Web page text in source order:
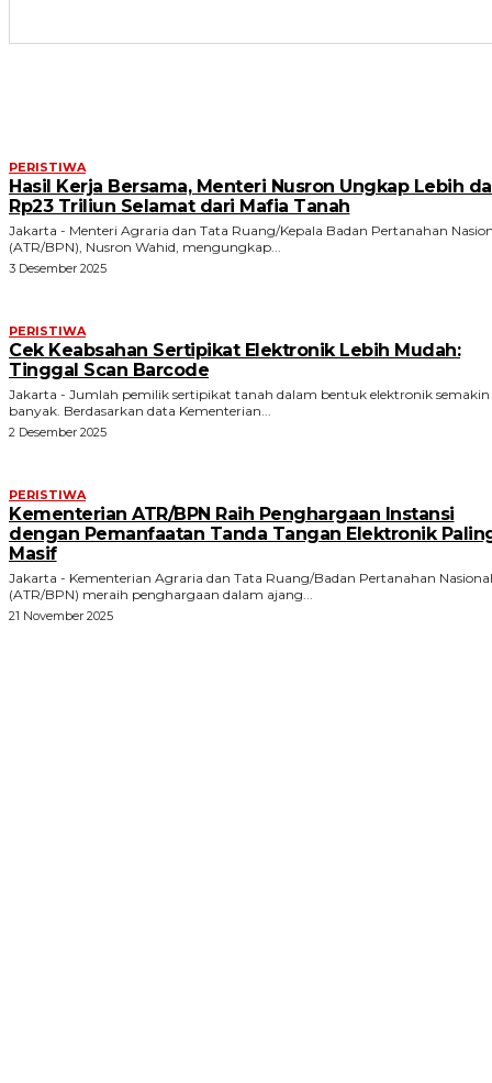
PERISTIWA
Hasil Kerja Bersama, Menteri Nusron Ungkap Lebih
Rp23 Triliun Selamat dari Mafia Tanah
Jakarta - Menteri Agraria dan Tata Ruang/Kepala Badan Pertanahan
(ATR/BPN), Nusron Wahid, mengungkap...
3 Desember 2025
PERISTIWA
Cek Keabsahan Sertipikat Elektronik Lebih Mudah:
Tinggal Scan Barcode
Jakarta - Jumlah pemilik sertipikat tanah dalam bentuk elektronik semakin
banyak. Berdasarkan data Kementerian...
2 Desember 2025
PERISTIWA
Kementerian ATR/BPN Raih Penghargaan Instansi
dengan Pemanfaatan Tanda Tangan Elektronik
Masif
Jakarta - Kementerian Agraria dan Tata Ruang/Badan Pertanahan Nasional
(ATR/BPN) meraih penghargaan dalam ajang...
21 November 2025